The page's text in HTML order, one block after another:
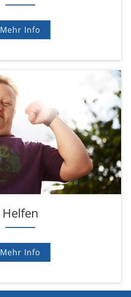
Mehr Info
Helfen
Mehr Info